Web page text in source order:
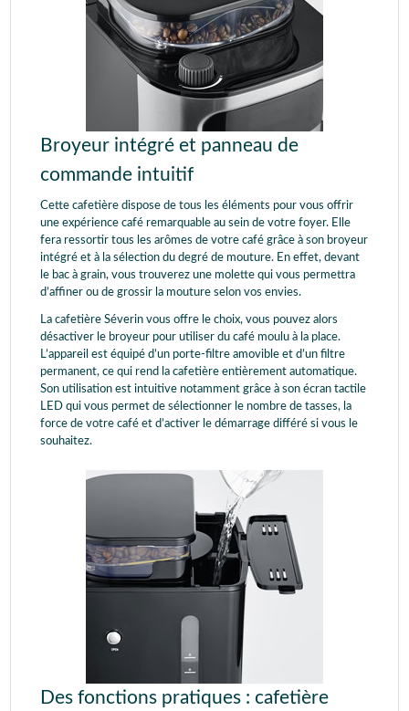
Broyeur intégré et panneau de
commande intuitif
Cette cafetière dispose de tous les éléments pour vous offrir
une expérience café remarquable au sein de votre foyer. Elle
fera ressortir tous les arômes de votre café grâce à son broyeur
intégré et à la sélection du degré de mouture. En effet, devant
le bac à grain, vous trouverez une molette qui vous permettra
d’affiner ou de grossir la mouture selon vos envies.
La cafetière Séverin vous offre le choix, vous pouvez alors
désactiver le broyeur pour utiliser du café moulu à la place.
L’appareil est équipé d’un porte-filtre amovible et d’un filtre
permanent, ce qui rend la cafetière entièrement automatique.
Son utilisation est intuitive notamment grâce à son écran tactile
LED qui vous permet de sélectionner le nombre de tasses, la
force de votre café et d’activer le démarrage différé si vous le
souhaitez.
Des fonctions pratiques : cafetière